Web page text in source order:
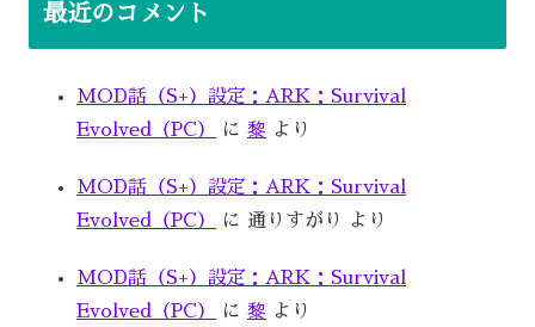
最近のコメント
MOD話（S+）設定：ARK：Survival
Evolved（PC）
に 黎 より
MOD話（S+）設定：ARK：Survival
Evolved（PC）
に 通りすがり より
MOD話（S+）設定：ARK：Survival
Evolved（PC）
に 黎 より